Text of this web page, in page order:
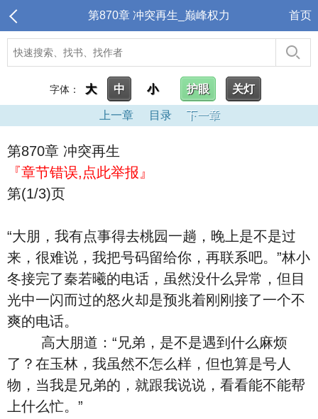
第870章 冲突再生_巅峰权力 首页
字体： 大 中 小 护眼 关灯
上一章 目录 下一章
第870章 冲突再生
『章节错误,点此举报』
第(1/3)页
“大朋，我有点事得去桃园一趟，晚上是不是过
来，很难说，我把号码留给你，再联系吧。”林小
冬接完了秦若曦的电话，虽然没什么异常，但目
光中一闪而过的怒火却是预兆着刚刚接了一个不
爽的电话。
高大朋道：“兄弟，是不是遇到什么麻烦
了？在玉林，我虽然不怎么样，但也算是号人
物，当我是兄弟的，就跟我说说，看看能不能帮
上什么忙。”